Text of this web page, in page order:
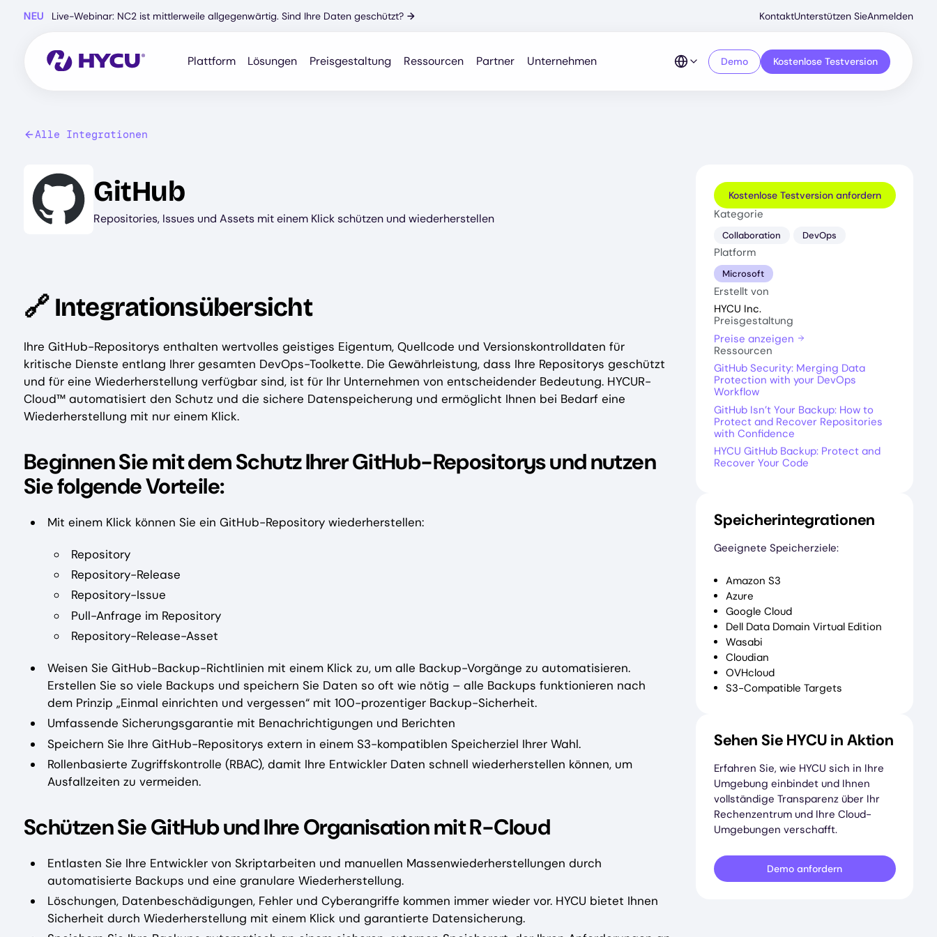
Hauptinhalt
NEU Live-Webinar: NC2 ist mittlerweile allgegenwärtig. Sind Ihre Daten geschützt? →
Menu
KontaktUnterstützen SieAnmelden
Plattform Lösungen Preisgestaltung Ressourcen Partner Unternehmen Demo Kostenlose Testversion
Alle Integrationen
Image
GitHub
Repositories, Issues und Assets mit einem Klick schützen und wiederherstellen
🔗 Integrationsübersicht
Ihre GitHub-Repositorys enthalten wertvolles geistiges Eigentum, Quellcode und Versionskontrolldaten für
kritische Dienste entlang Ihrer gesamten DevOps-Toolkette. Die Gewährleistung, dass Ihre Repositorys geschützt
und für eine Wiederherstellung verfügbar sind, ist für Ihr Unternehmen von entscheidender Bedeutung. HYCUR-
Cloud™ automatisiert den Schutz und die sichere Datenspeicherung und ermöglicht Ihnen bei Bedarf eine
Wiederherstellung mit nur einem Klick.
Beginnen Sie mit dem Schutz Ihrer GitHub-Repositorys und nutzen
Sie folgende Vorteile:
Mit einem Klick können Sie ein GitHub-Repository wiederherstellen:
Repository
Repository-Release
Repository-Issue
Pull-Anfrage im Repository
Repository-Release-Asset
Weisen Sie GitHub-Backup-Richtlinien mit einem Klick zu, um alle Backup-Vorgänge zu automatisieren.
Erstellen Sie so viele Backups und speichern Sie Daten so oft wie nötig – alle Backups funktionieren nach
dem Prinzip „Einmal einrichten und vergessen“ mit 100-prozentiger Backup-Sicherheit.
Umfassende Sicherungsgarantie mit Benachrichtigungen und Berichten
Speichern Sie Ihre GitHub-Repositorys extern in einem S3-kompatiblen Speicherziel Ihrer Wahl.
Rollenbasierte Zugriffskontrolle (RBAC), damit Ihre Entwickler Daten schnell wiederherstellen können, um
Ausfallzeiten zu vermeiden.
Schützen Sie GitHub und Ihre Organisation mit R-Cloud
Entlasten Sie Ihre Entwickler von Skriptarbeiten und manuellen Massenwiederherstellungen durch
automatisierte Backups und eine granulare Wiederherstellung.
Löschungen, Datenbeschädigungen, Fehler und Cyberangriffe kommen immer wieder vor. HYCU bietet Ihnen
Sicherheit durch Wiederherstellung mit einem Klick und garantierte Datensicherung.
Kostenlose Testversion anfordern
Kategorie
Collaboration DevOps
Platform
Microsoft
Erstellt von
HYCU Inc.
Preisgestaltung
Preise anzeigen
Ressourcen
GitHub Security: Merging Data
Protection with your DevOps
Workflow
GitHub Isn’t Your Backup: How to
Protect and Recover Repositories
with Confidence
HYCU GitHub Backup: Protect and
Recover Your Code
Speicherintegrationen
Geeignete Speicherziele:
Amazon S3
Azure
Google Cloud
Dell Data Domain Virtual Edition
Wasabi
Cloudian
OVHcloud
S3-Compatible Targets
Sehen Sie HYCU in Aktion
Erfahren Sie, wie HYCU sich in Ihre
Umgebung einbindet und Ihnen
vollständige Transparenz über Ihr
Rechenzentrum und Ihre Cloud-
Umgebungen verschafft.
Demo anfordern